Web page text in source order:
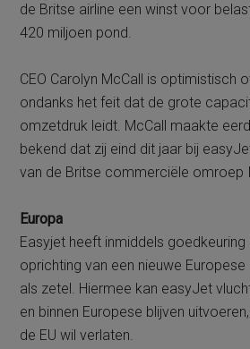
de Britse airline een winst voor
420 miljoen pond.
CEO Carolyn McCall is optimistisch
ondanks het feit dat de grote
omzetdruk leidt. McCall maakte
bekend dat zij eind dit jaar bij
van de Britse commerciële omroep
Europa
Easyjet heeft inmiddels
oprichting van een nieuwe Europese
als zetel. Hiermee kan easyJet
en binnen Europese blijven
de EU wil verlaten.